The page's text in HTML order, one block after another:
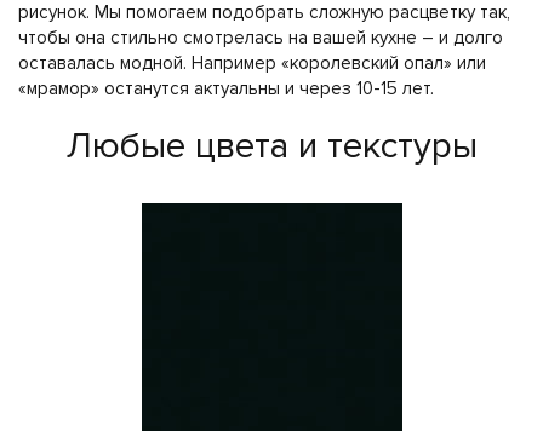
рисунок. Мы помогаем подобрать сложную расцветку так,
чтобы она стильно смотрелась на вашей кухне – и долго
оставалась модной. Например «королевский опал» или
«мрамор» останутся актуальны и через 10-15 лет.
Любые цвета и текстуры